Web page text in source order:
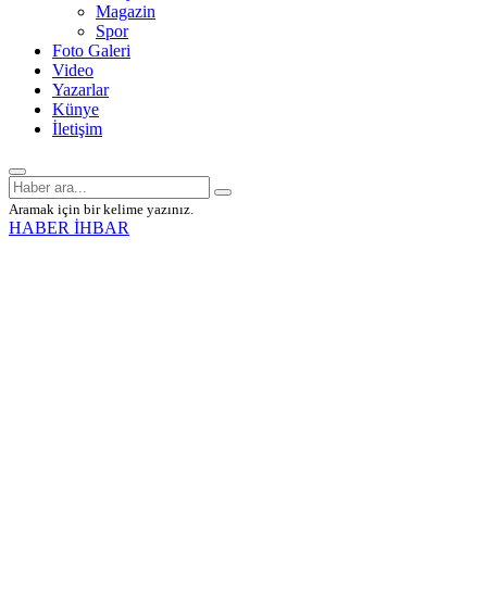
Magazin
Spor
Foto Galeri
Video
Yazarlar
Künye
İletişim
Aramak için bir kelime yazınız.
HABER İHBAR